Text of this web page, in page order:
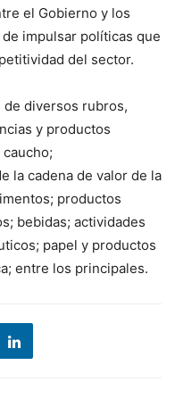
el Gobierno y los
impulsar políticas que
del sector.
de diversos rubros,
y productos
la cadena de valor de la
productos
bebidas; actividades
papel y productos
entre los principales.